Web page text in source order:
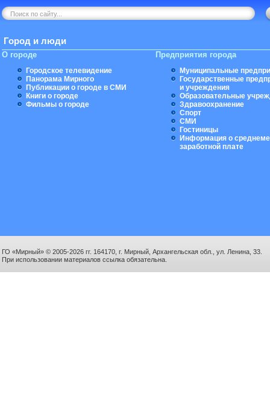
Город и люди
О городе
Городское телевидение
Панорама Мирного
Публикации о городе в СМИ
Книги о городе
Фильмы о городе
Предприятия города
Муниципальные
Государственные
и учреждения
Образовательные
Здравоохранение
Спорт
СМИ
Гостиницы
Информация о
заработной плате
ГО «Мирный» © 2005-2026 гг. 164170, г. Мирный, Архангельская обл., ул. Ленина, 33.
При использовании материалов ссылка обязательна.